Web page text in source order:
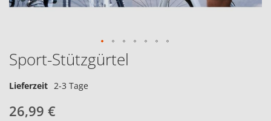
Sport-Stützgürtel
Lieferzeit 2-3 Tage
26,99 €